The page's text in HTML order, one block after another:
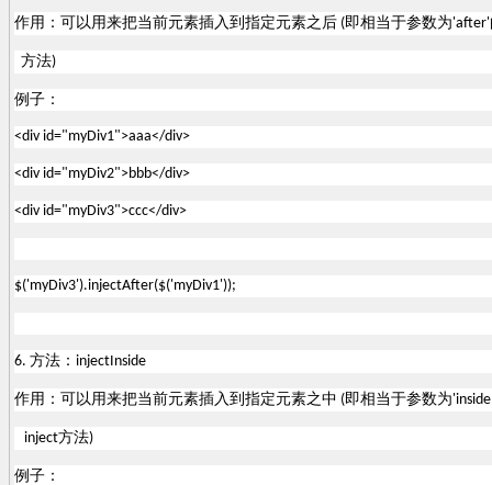
作用：可以用来把当前元素插入到指定元素之后 (即相当于参数为'after'
方法)
例子：
<div id="myDiv1">aaa</div>
<div id="myDiv2">bbb</div>
<div id="myDiv3">ccc</div>
$('myDiv3').injectAfter($('myDiv1'));
6. 方法： injectInside
作用：可以用来把当前元素插入到指定元素之中 (即相当于参数为
inject方法)
例子：